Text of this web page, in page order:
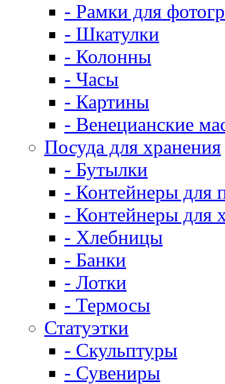
- Рамки для
- Шкатулки
- Колонны
- Часы
- Картины
- Венецианские
Посуда для хранения
- Бутылки
- Контейнеры для
- Контейнеры для
- Хлебницы
- Банки
- Лотки
- Термосы
Статуэтки
- Скульптуры
- Сувениры